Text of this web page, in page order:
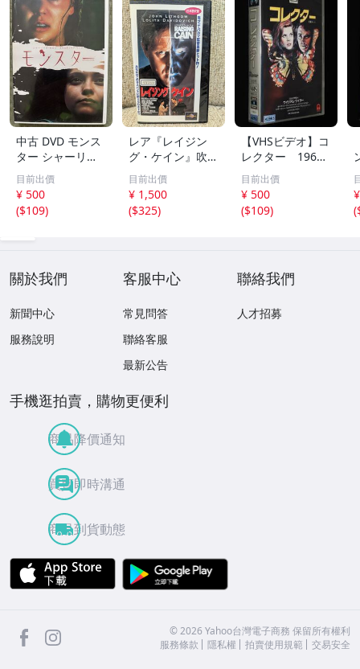
中古 DVD モンス
ター シャーリー
ズ・セロン クリ
スティーナ・リッ
チ 映画
目前出價
¥ 500
($109)
レア『レイジン
グ・ケイン』吹替
版ブライアン・
デ・パルマ,VHS
ビデオテープ,樋
浦勉,大塚明夫,池
目前出價
¥ 1,500
($325)
【VHSビデオ】コ
レクター 1965
年 レンタル落
ち/ウイリアム・
ワイラー/字幕ス
ーパー
目前出價
¥ 500
($109)
(
關於我們
新聞中心
服務說明
客服中心
常見問答
聯絡客服
最新公告
聯絡我們
人才招募
手機逛拍賣，購物更便利
商品降價通知
買賣即時溝通
商品到貨動態
APP Store
facebook ©2026 Yahoo台灣電子商務 保留所有權利
服務條款
隱私權 拍賣使用規範 交易安全